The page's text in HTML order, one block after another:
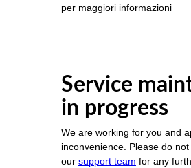
per maggiori informazioni
Service
in progress
We are working for you and
inconvenience. Please do
our support team for any